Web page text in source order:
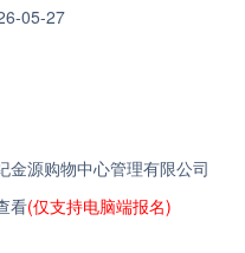
05-27
金源购物中心管理有限公司
看(仅支持电脑端报名)